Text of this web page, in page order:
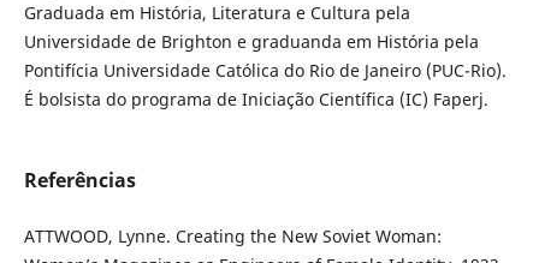
Graduada em História, Literatura e Cultura pela
Universidade de Brighton e graduanda em História pela
Pontifícia Universidade Católica do Rio de Janeiro (PUC-Rio).
É bolsista do programa de Iniciação Científica (IC) Faperj.
Referências
ATTWOOD, Lynne. Creating the New Soviet Woman: